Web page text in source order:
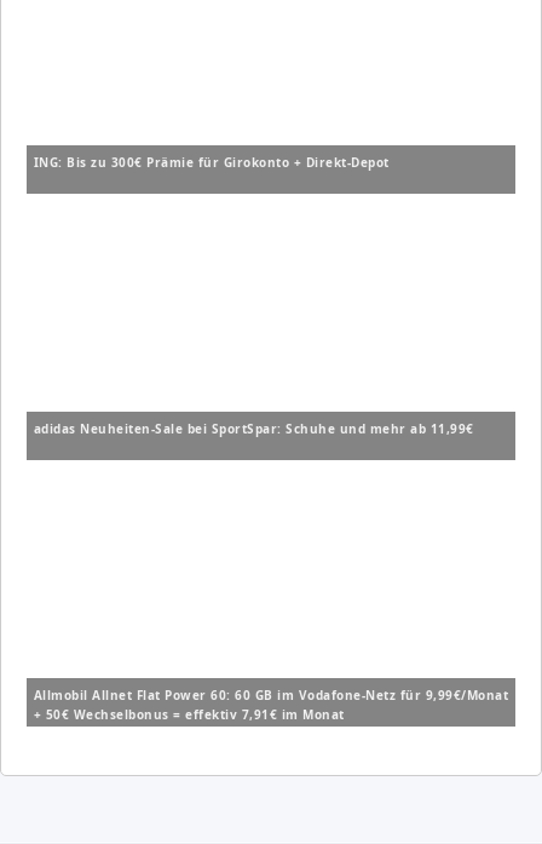
ING: Bis zu 300€ Prämie für Girokonto + Direkt-Depot
adidas Neuheiten-Sale bei SportSpar: Schuhe und mehr ab 11,99€
Allmobil Allnet Flat Power 60: 60 GB im Vodafone-Netz für 9,99€/Monat
+ 50€ Wechselbonus = effektiv 7,91€ im Monat